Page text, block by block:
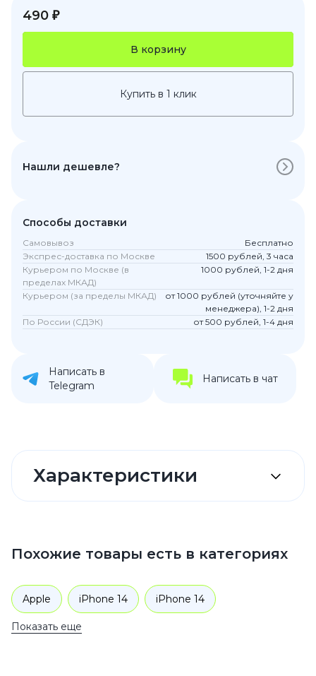
490 ₽
В корзину
Купить в 1 клик
Нашли дешевле?
Способы доставки
Самовывоз
Бесплатно
Экспрес-доставка по Москве
1500 рублей, 3 часа
Курьером по Москве (в
пределах МКАД)
1000 рублей, 1-2 дня
Курьером (за пределы МКАД)
от 1000 рублей (уточняйте у
менеджера), 1-2 дня
По России (СДЭК)
от 500 рублей, 1-4 дня
Написать в
Telegram
Написать в чат
Характеристики
Похожие товары есть в категориях
Apple iPhone 14 iPhone 14
Аксессуары
Показать еще